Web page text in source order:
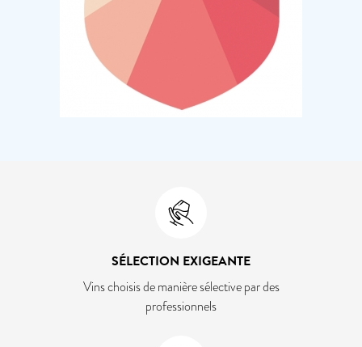
SÉLECTION EXIGEANTE
Vins choisis de manière sélective par des
professionnels